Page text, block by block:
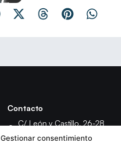
Gestionar consentimiento
Contacto
C/ León y Castillo, 26-28
35003 - Las Palmas de Gran